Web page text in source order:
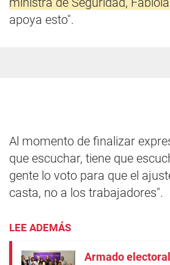
apoya esto".
Al momento de finalizar
que escuchar, tiene que
gente lo voto para que el
casta, no a los trabajadores".
LEE ADEMÁS
Armado electoral